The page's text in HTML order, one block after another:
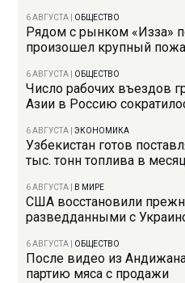
6 АВГУСТА ОБЩЕСТВО
Рядом с рынком «Изза»
произошел крупный
6 АВГУСТА ОБЩЕСТВО
Число рабочих въездов
Азии в Россию
6 АВГУСТА |ЭКОНОМИКА
Узбекистан готов
тыс. тонн топлива в
6 АВГУСТА В МИРЕ
США восстановили
разведданными с
6 АВГУСТА ОБЩЕСТВО
После видео из
партию мяса с продажи